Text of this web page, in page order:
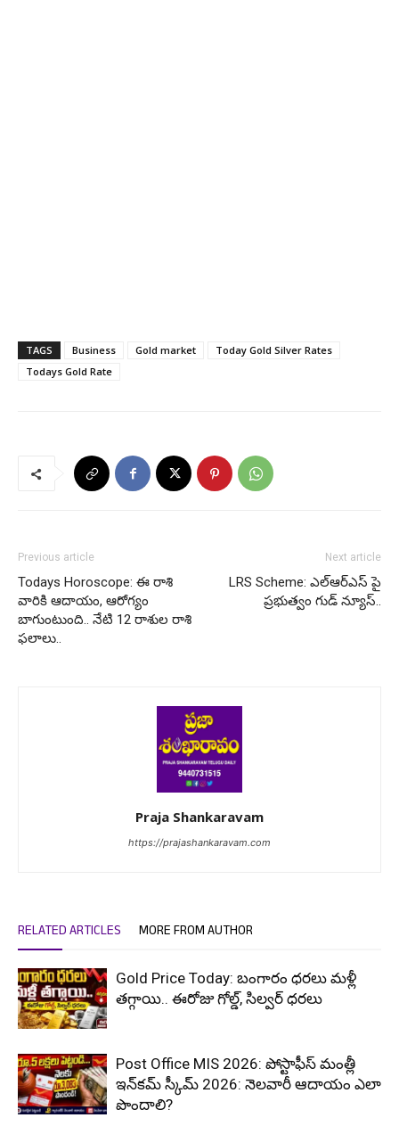
TAGS Business Gold market
Today Gold Silver Rates
Todays Gold Rate
Previous article
Todays Horoscope: ఈ రాశి
వారికి ఆదాయం, ఆరోగ్యం
బాగుంటుంది.. నేటి 12 రాశుల రాశి
ఫలాలు..
Next article
LRS Scheme: ఎల్ఆర్ఎస్ పై
ప్రభుత్వం గుడ్ న్యూస్..
Praja Shankaravam
https://prajashankaravam.com
RELATED ARTICLES MORE FROM AUTHOR
Gold Price Today: బంగారం ధరలు మళ్లీ
తగ్గాయి.. ఈరోజు గోల్డ్, సిల్వర్ ధరలు
Post Office MIS 2026: పోస్టాఫీస్ మంత్లీ
ఇన్‌కమ్ స్కీమ్ 2026: నెలవారీ ఆదాయం ఎలా
పొందాలి?